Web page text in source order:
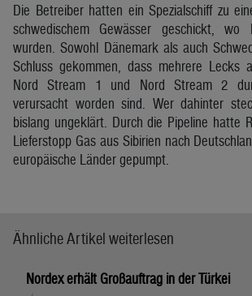
Die Betreiber hatten ein Spezialschiff zu
schwedischem Gewässer geschickt, wo
wurden. Sowohl Dänemark als auch
Schluss gekommen, dass mehrere Lecks
Nord Stream 1 und Nord Stream 2
verursacht worden sind. Wer dahinter
bislang ungeklärt. Durch die Pipeline hatte
Lieferstopp Gas aus Sibirien nach
europäische Länder gepumpt.
Ähnliche Artikel weiterlesen
Nordex erhält Großauftrag in der Türkei